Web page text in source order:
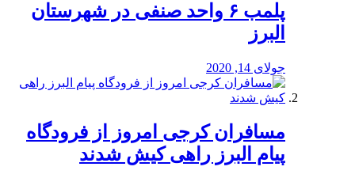
پلمب ۶ واحد صنفی در شهرستان
البرز
جولای 14, 2020
مسافران کرجی امروز از فرودگاه
پیام البرز راهی کیش شدند